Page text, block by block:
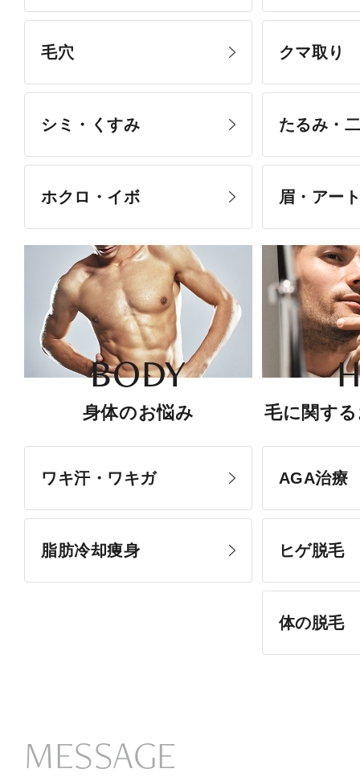
毛穴
シミ・くすみ
ホクロ・イボ
クマ取り
たるみ・
眉・アー
BODY
身体のお悩み
ワキ汗・ワキガ
脂肪冷却痩身
毛に関す
AGA治療
ヒゲ脱毛
体の脱毛
MESSAGE